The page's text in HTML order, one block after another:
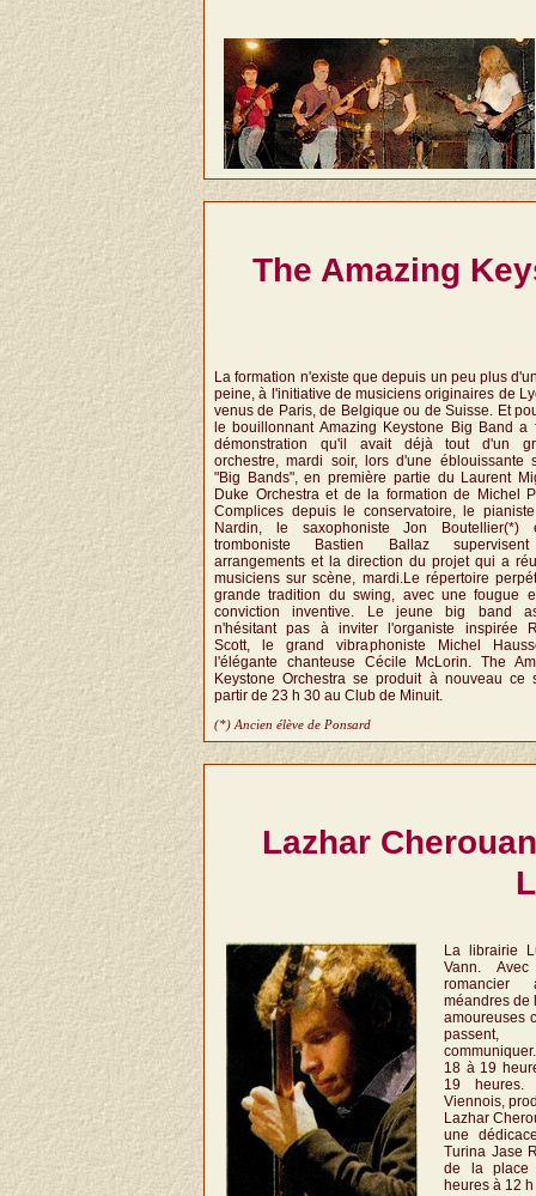
The Amazing
La formation n'existe que depuis un peu plus
peine, à l'initiative de musiciens originaires de
venus de Paris, de Belgique ou de Suisse. Et
le bouillonnant Amazing Keystone Big Band a
démonstration qu'il avait déjà tout d'un
orchestre, mardi soir, lors d'une éblouissante
"Big Bands", en première partie du Laurent
Duke Orchestra et de la formation de Michel
Complices depuis le conservatoire, le
Nardin, le saxophoniste Jon
tromboniste Bastien Ballaz
arrangements et la direction du projet qui a
musiciens sur scène, mardi.Le répertoire
grande tradition du swing, avec une fougue
conviction inventive. Le jeune big band
n'hésitant pas à inviter l'organiste inspirée
Scott, le grand vibraphoniste Michel
l'élégante chanteuse Cécile McLorin. The
Keystone Orchestra se produit à nouveau ce
partir de 23 h 30 au Club de Minuit.
(*) Ancien élève de Ponsard
Lazhar
La librairie
Vann.
romancier
méandres de
amoureuses
passent,
18 à 19
19 heures.
Viennois,
Lazhar
une
Turina Jase
de la place
heures à 12